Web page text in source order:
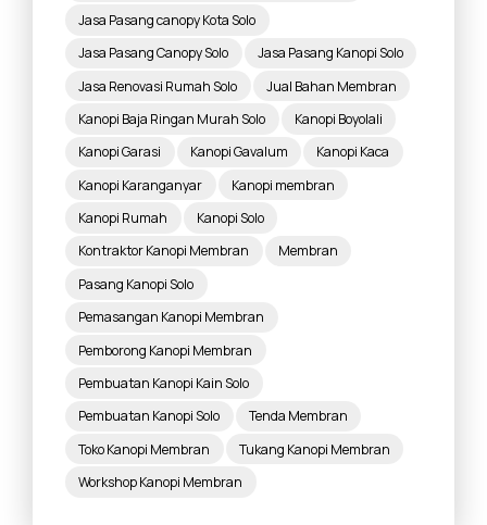
Jasa Pasang canopy Kota Solo
Jasa Pasang Canopy Solo
Jasa Pasang Kanopi Solo
Jasa Renovasi Rumah Solo
Jual Bahan Membran
Kanopi Baja Ringan Murah Solo
Kanopi Boyolali
Kanopi Garasi
Kanopi Gavalum
Kanopi Kaca
Kanopi Karanganyar
Kanopi membran
Kanopi Rumah
Kanopi Solo
Kontraktor Kanopi Membran
Membran
Pasang Kanopi Solo
Pemasangan Kanopi Membran
Pemborong Kanopi Membran
Pembuatan Kanopi Kain Solo
Pembuatan Kanopi Solo
Tenda Membran
Toko Kanopi Membran
Tukang Kanopi Membran
Workshop Kanopi Membran